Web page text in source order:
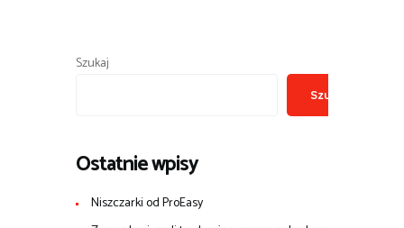
Szukaj
Szukaj
Ostatnie wpisy
Niszczarki od ProEasy